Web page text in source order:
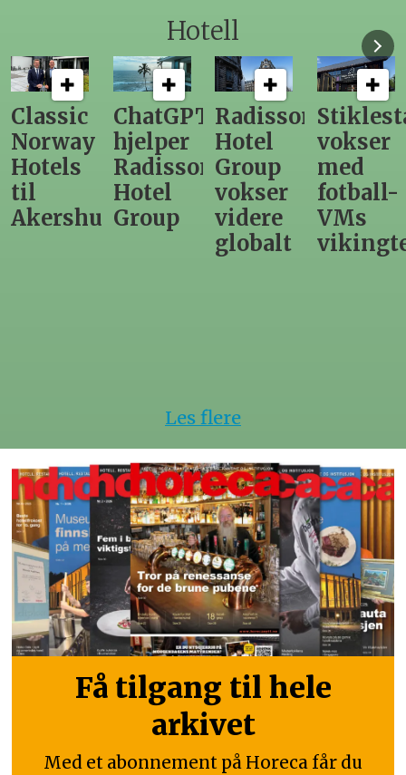
Hotell
ChatGPT
hjelper
Radisson
Hotel
Group
Radisson
Hotel
Group
vokser
videre
Stiklestad
vokser
med
fotball-
VMs
vikingtematikk
Fra
direktør
til
nytt
Les flere
Få tilgang til hele
arkivet
Med et abonnement på Horeca får du